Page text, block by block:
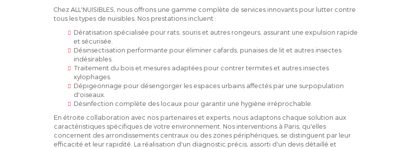
Chez ALL'NUISIBLES, nous offrons une gamme complète de services innovants pour lutter contre
tous les types de nuisibles. Nos prestations incluent :
Dératisation spécialisée pour rats, souris et autres rongeurs, assurant une expulsion rapide
et sécurisée.
Désinsectisation performante pour éliminer cafards, punaises de lit et autres insectes
indésirables.
Traitement du bois et mesures adaptées pour contrer termites et autres insectes
xylophages.
Dépigeonnage pour désengorger les espaces urbains affectés par une surpopulation
d'oiseaux.
Désinfection complète des locaux pour garantir une hygiène irréprochable.
En étroite collaboration avec nos partenaires et experts, nous adaptons chaque solution aux
caractéristiques spécifiques de votre environnement. Nos interventions à Paris, qu'elles
concernent des arrondissements centraux ou des zones périphériques, se distinguent par leur
efficacité et leur rapidité. La réalisation d'un diagnostic précis, assorti d'un devis détaillé et